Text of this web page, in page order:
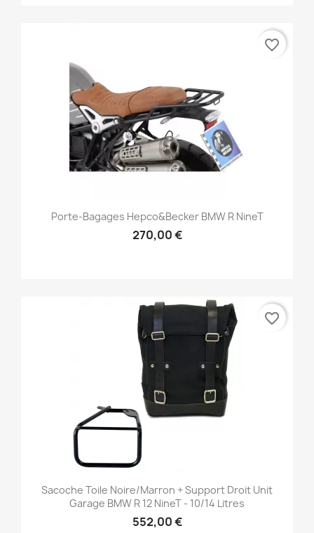
Porte-Bagages Hepco&Becker BMW R NineT
270,00 €
favorite_border
Sacoche Toile Noire/marron + Support Droit Unit
Garage BMW R 12 NineT - 10/14 Litres
552,00 €
favorite_border